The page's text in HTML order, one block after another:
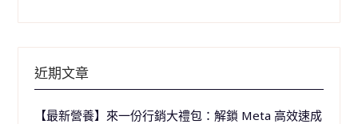
近期文章
【最新營養】來一份行銷大禮包：解鎖 Meta 高效速成